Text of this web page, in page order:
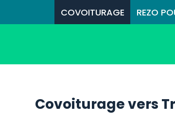
COVOITURAGE REZO
Covoiturage vers